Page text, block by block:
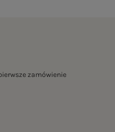
zamówienie